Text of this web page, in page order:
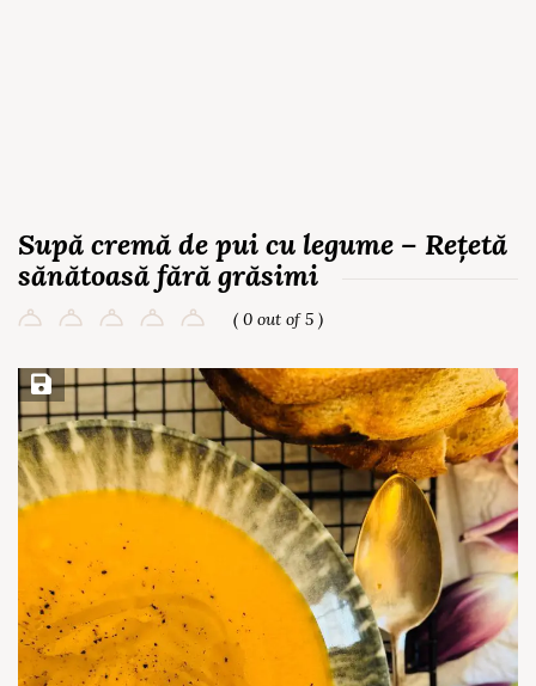
Supă cremă de pui cu legume – Rețetă
sănătoasă fără grăsimi
( 0 out of 5 )
Save Recipe